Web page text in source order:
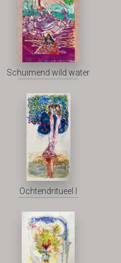
Schuimend wild water
Ochtendritueel I